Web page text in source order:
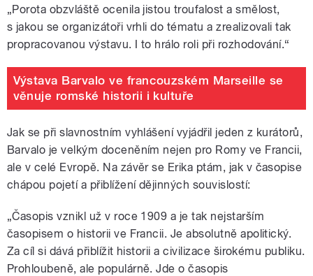
„Porota obzvláště ocenila jistou troufalost a smělost,
s jakou se organizátoři vrhli do tématu a zrealizovali tak
propracovanou výstavu. I to hrálo roli při rozhodování.“
Výstava Barvalo ve francouzském Marseille se
věnuje romské historii i kultuře
Jak se při slavnostním vyhlášení vyjádřil jeden z kurátorů,
Barvalo je velkým doceněním nejen pro Romy ve Francii,
ale v celé Evropě. Na závěr se Erika ptám, jak v časopise
chápou pojetí a přiblížení dějinných souvislostí:
„Časopis vznikl už v roce 1909 a je tak nejstarším
časopisem o historii ve Francii. Je absolutně apolitický.
Za cíl si dává přiblížit historii a civilizace širokému publiku.
Prohloubeně, ale populárně. Jde o časopis